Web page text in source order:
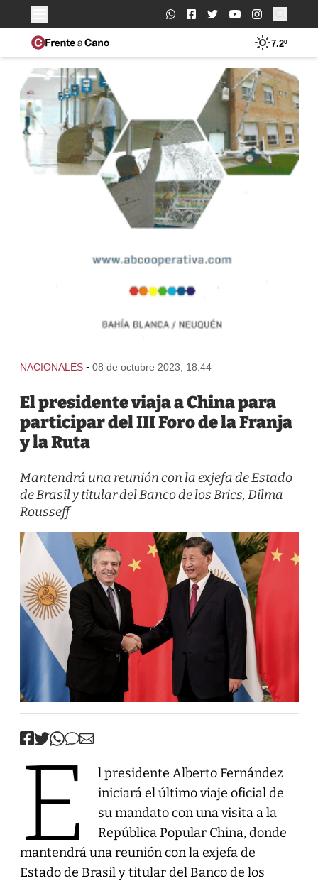
Buscar:
7.2º
NACIONALES - 08 de octubre 2023, 18:44
El presidente viaja a China para
participar del III Foro de la Franja
y la Ruta
Mantendrá una reunión con la exjefa de Estado
de Brasil y titular del Banco de los Brics, Dilma
Rousseff
E
l presidente Alberto Fernández
iniciará el último viaje oficial de
su mandato con una visita a la
República Popular China, donde
mantendrá una reunión con la exjefa de
Estado de Brasil y titular del Banco de los